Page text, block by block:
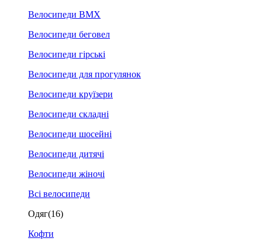
Велосипеди BMX
Велосипеди беговел
Велосипеди гірські
Велосипеди для прогулянок
Велосипеди круїзери
Велосипеди складні
Велосипеди шосейні
Велосипеди дитячі
Велосипеди жіночі
Всі велосипеди
Одяг(16)
Кофти